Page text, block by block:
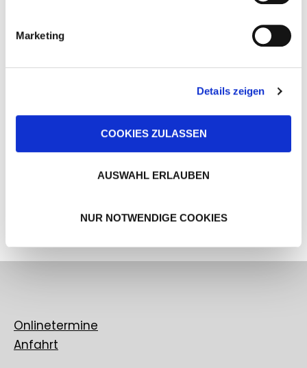
Marketing
Details zeigen
COOKIES ZULASSEN
AUSWAHL ERLAUBEN
NUR NOTWENDIGE COOKIES
Onlinetermine
Anfahrt